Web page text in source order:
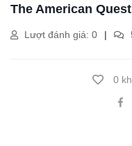
The American
Lượt đánh giá: 0
0